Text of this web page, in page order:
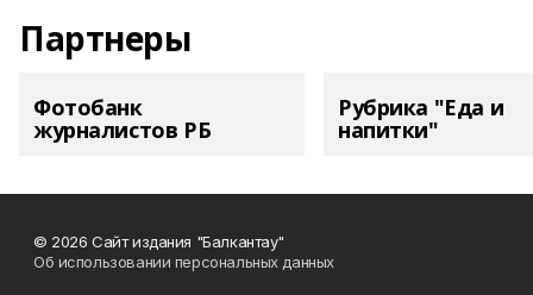
Партнеры
Фотобанк
журналистов РБ
Рубрика "Еда и
напитки"
© 2026 Сайт издания "Балкантау"
Об использовании персональных данных